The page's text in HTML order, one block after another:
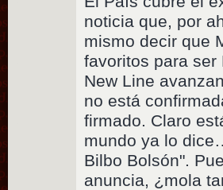
noticia que, por
mismo decir que
favoritos para
New Line
no está
firmado. Claro
mundo ya lo
Bilbo Bolsón".
anuncia, ¿mola